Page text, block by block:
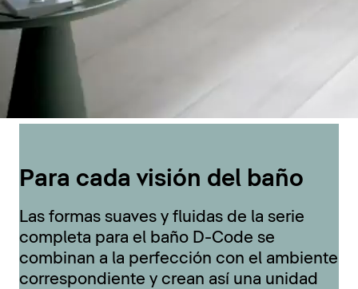
Para cada visión del baño
Las formas suaves y fluidas de la serie
completa para el baño D-Code se
combinan a la perfección con el ambiente
correspondiente y crean así una unidad